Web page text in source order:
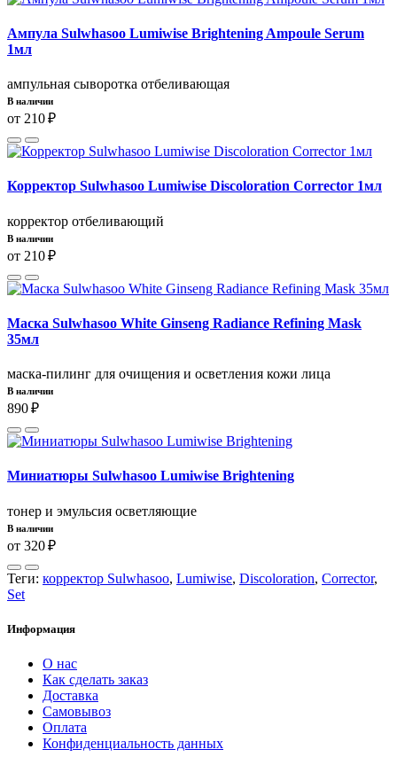
Ампула Sulwhasoo Lumiwise Brightening Ampoule Serum
1мл
ампульная сыворотка отбеливающая
В наличии
от 210 ₽
Корректор Sulwhasoo Lumiwise Discoloration Corrector 1мл
корректор отбеливающий
В наличии
от 210 ₽
Маска Sulwhasoo White Ginseng Radiance Refining Mask
35мл
маска-пилинг для очищения и осветления кожи лица
В наличии
890 ₽
Миниатюры Sulwhasoo Lumiwise Brightening
тонер и эмульсия осветляющие
В наличии
от 320 ₽
Теги: корректор Sulwhasoo, Lumiwise, Discoloration, Corrector,
Set
Информация
О нас
Как сделать заказ
Доставка
Самовывоз
Оплата
Конфиденциальность данных